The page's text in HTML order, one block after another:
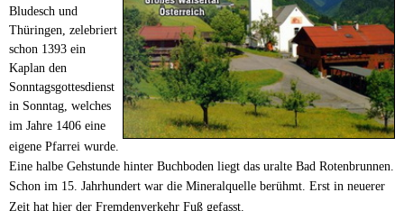
Bludesch und
Thüringen, zelebriert
schon 1393 ein
Kaplan den
Sonntagsgottesdienst
in Sonntag, welches
im Jahre 1406 eine
eigene Pfarrei wurde.
Eine halbe Gehstunde hinter Buchboden liegt das uralte Bad Rotenbrunnen.
Schon im 15. Jahrhundert war die Mineralquelle berühmt. Erst in neuerer
Zeit hat hier der Fremdenverkehr Fuß gefasst.